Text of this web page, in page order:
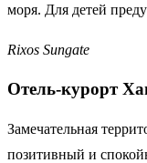
моря. Для детей
Rixos Sungate
Отель-курорт
Замечательная
позитивный и